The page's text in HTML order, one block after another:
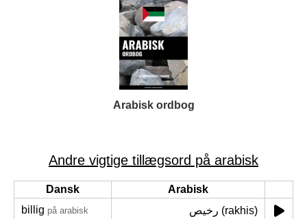
Arabisk ordbog
Andre vigtige tillægsord på arabisk
Dansk
Arabisk
billig på arabisk رخيص (rakhis)